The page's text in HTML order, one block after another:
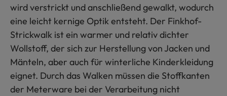
wird verstrickt und anschließend gewalkt, wodurch
eine leicht kernige Optik entsteht. Der Finkhof-
Strickwalk ist ein warmer und relativ dichter
Wollstoff, der sich zur Herstellung von Jacken und
Mänteln, aber auch für winterliche Kinderkleidung
eignet. Durch das Walken müssen die Stoffkanten
der Meterware bei der Verarbeitung nicht